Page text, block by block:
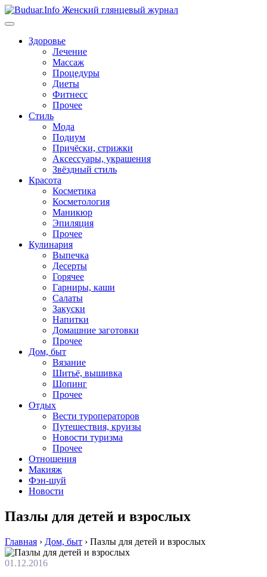
Перейти
к
Здоровье
Лечение
Массаж
Процедуры
Диеты
Фитнесс
Прочее
Стиль
Мода
Подиум
Причёски, стрижки
Аксессуары, украшения
Звёздный стиль
Красота
Косметика
Косметология
Маникюр
Эпиляция
Прочее
Кулинария
Выпечка
Десерты
Горячее
Гарниры, каши
Салаты
Закуски
Напитки
Домашние заготовки
Прочее
Дом, быт
Вязание
Шитьё, вышивка
Шопинг
Прочее
Отдых
Вести туроператоров
Путешествия, круизы
Новости туризма
Прочее
Отношения
Макияж
Фэн-шуй
Новости
Пазлы для детей и взрослых
Главная › Дом, быт › Пазлы для детей и взрослых
01.12.2016